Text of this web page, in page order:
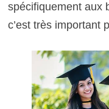
spécifiquement aux
c’est très important